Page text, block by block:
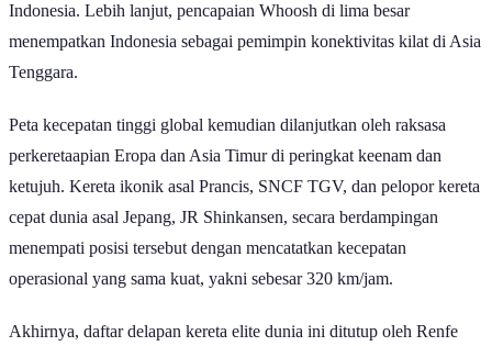
Indonesia. Lebih lanjut, pencapaian Whoosh di lima besar
menempatkan Indonesia sebagai pemimpin konektivitas kilat di Asia
Tenggara.
Peta kecepatan tinggi global kemudian dilanjutkan oleh raksasa
perkeretaapian Eropa dan Asia Timur di peringkat keenam dan
ketujuh. Kereta ikonik asal Prancis, SNCF TGV, dan pelopor kereta
cepat dunia asal Jepang, JR Shinkansen, secara berdampingan
menempati posisi tersebut dengan mencatatkan kecepatan
operasional yang sama kuat, yakni sebesar 320 km/jam.
Akhirnya, daftar delapan kereta elite dunia ini ditutup oleh Renfe